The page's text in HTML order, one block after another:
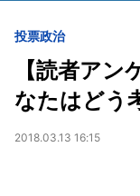
投票政治
【読者アン
なたはどう
2018.03.13 16:15